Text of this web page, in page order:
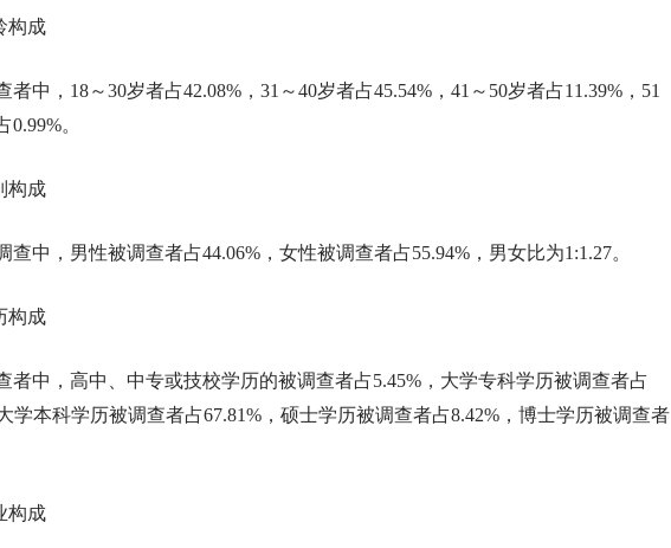
构成
，18～30岁者占42.08%，31～40岁者占45.54%，41～50岁者占11.39%，51
0.99%。
构成
，男性被调查者占44.06%，女性被调查者占55.94%，男女比为1:1.27。
构成
中，高中、中专或技校学历的被调查者占5.45%，大学专科学历被调查者占
学本科学历被调查者占67.81%，硕士学历被调查者占8.42%，博士学历被调查者
构成